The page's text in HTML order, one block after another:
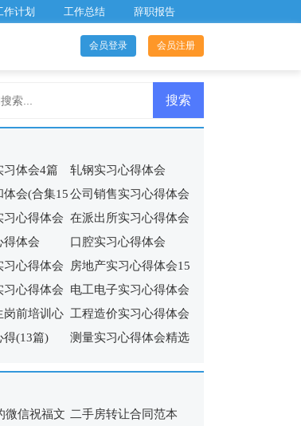
作计划 工作总结 辞职报告
会员登录 会员注册
习体会4篇
轧钢实习心得体会
体会(合集15公司销售实习心得体会
15篇
习心得体会 在派出所实习心得体会
得体会
口腔实习心得体会
习心得体会
房地产实习心得体会15
篇
习心得体会
电工电子实习心得体会
13篇
岗前培训心 工程造价实习心得体会
合集15篇
得(13篇)
测量实习心得体会精选
微信祝福文 二手房转让合同范本